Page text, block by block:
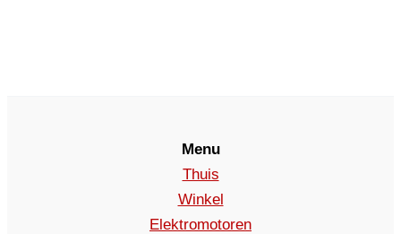
Menu
Thuis
Winkel
Elektromotoren